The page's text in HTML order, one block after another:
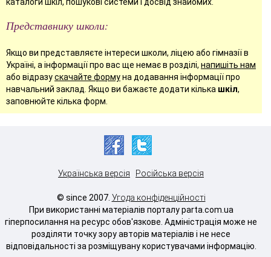
Представнику школи:
Якщо ви представляєте інтереси школи, ліцею або гімназії в
Україні, а інформації про вас ще немає в розділі, напишіть нам
або відразускачайте формуна додавання інформації про
навчальний заклад. Якщо ви бажаєте додати кілька шкіл,
заповнюйте кілька форм.
Українська версія Російська версія
© since 2007. Угода конфіденційності
При використанні матеріалів порталу parta.com.ua
гіперпосилання на ресурс обов'язкове. Адміністрація може не
розділяти точку зору авторів матеріалів і не несе
відповідальності за розміщувану користувачами інформацію.